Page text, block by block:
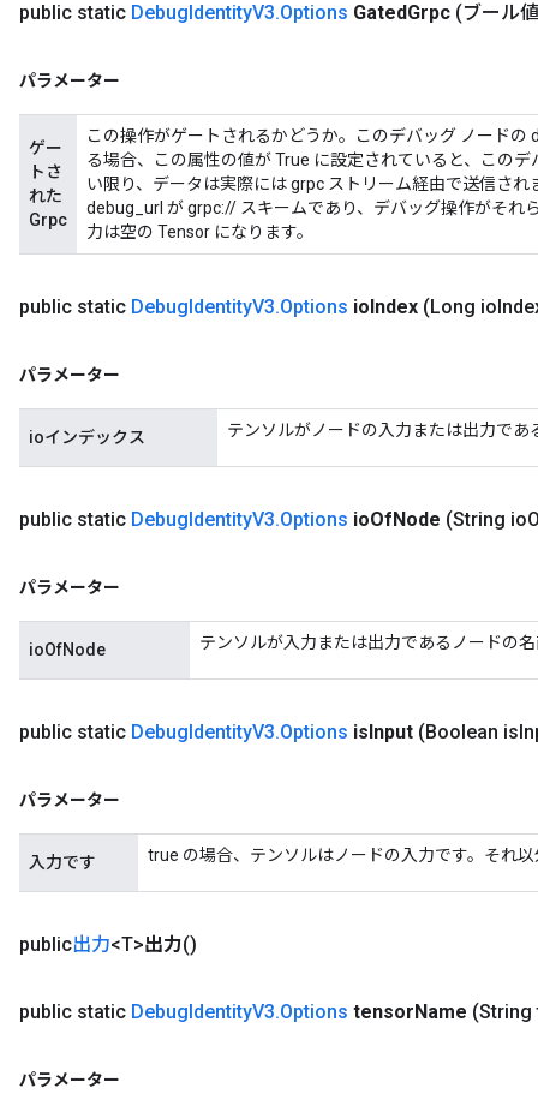
public static DebugIdentityV3.Options GatedGrpc (ブール
パラメーター
ゲー
トさ
れた
Grpc
この操作がゲートされるかどうか。このデバッグ ノード
る場合、この属性の値が True に設定されていると、この
い限り、データは実際には grpc ストリーム経由で送信さ
debug_url が grpc:// スキームであり、デバッグ操作がそれ
力は空の Tensor になります。
public static DebugIdentityV3.Options ioIndex (Long io
パラメーター
ioインデックス テンソルがノードの入力または出力であ
public static DebugIdentityV3.Options ioOfNode (String io
パラメーター
ioOfNode テンソルが入力または出力であるノードの
public static DebugIdentityV3.Options isInput (Boolean is
パラメーター
入力です true の場合、テンソルはノードの入力です。それ
public出力<T>出力()
public static DebugIdentityV3.Options tensorName (String
パラメーター